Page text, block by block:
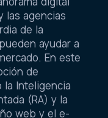
las agencias
de la
ayudar a
En este
de
Inteligencia
(RA) y la
web y el e-